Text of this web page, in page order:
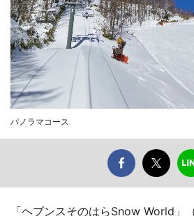
パノラマコース
「ヘブンスそのはらSnow World」